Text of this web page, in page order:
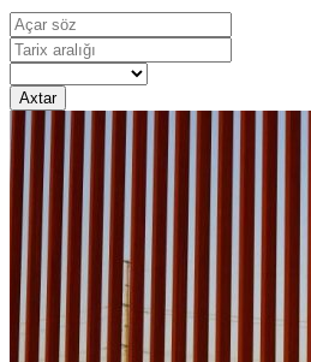
Axtar